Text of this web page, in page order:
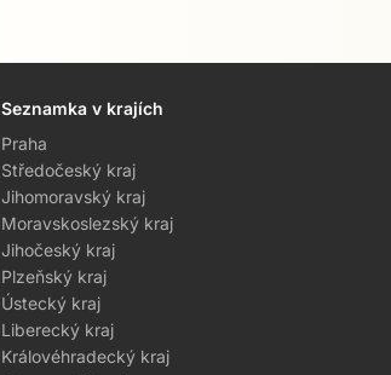
Seznamka v krajích
Praha
Středočeský kraj
Jihomoravský kraj
Moravskoslezský kraj
Jihočeský kraj
Plzeňský kraj
Ústecký kraj
Liberecký kraj
Královéhradecký kraj